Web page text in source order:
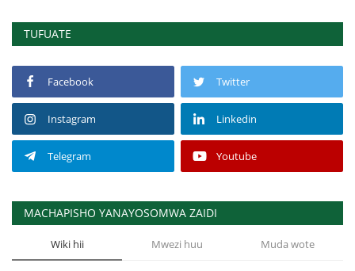
TUFUATE
Facebook Twitter
Instagram Linkedin
Telegram Youtube
MACHAPISHO YANAYOSOMWA ZAIDI
Wiki hii Mwezi huu Muda wote